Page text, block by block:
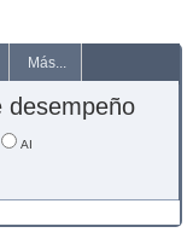
Más...
desempeño
AI